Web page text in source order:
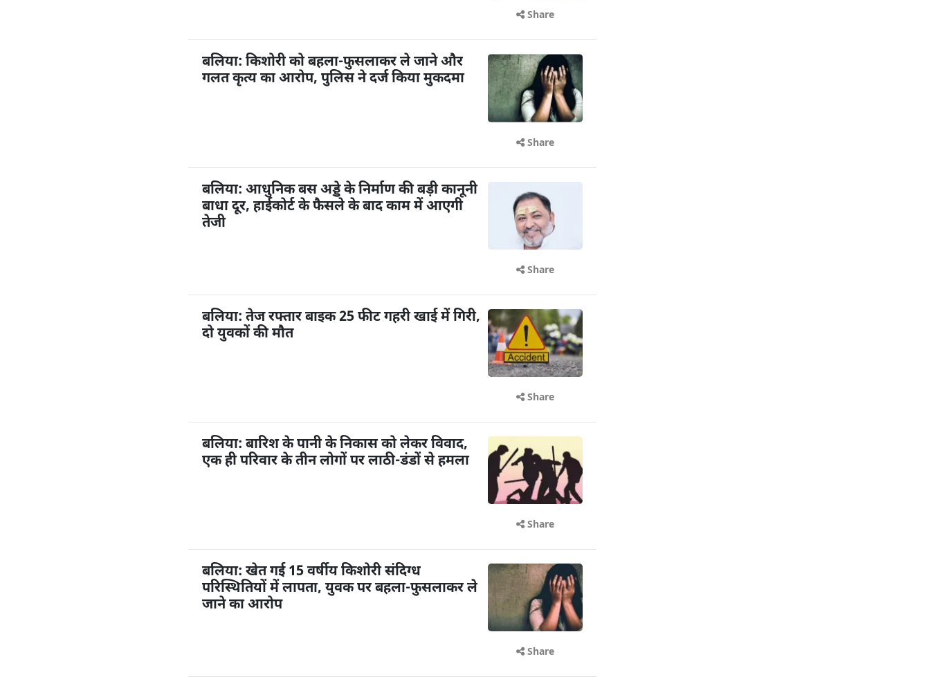
Share
बलिया: किशोरी को बहला-फुसलाकर ले जाने और
गलत कृत्य का आरोप, पुलिस ने दर्ज किया मुकदमा
Share
बलिया: आधुनिक बस अड्डे के निर्माण की बड़ी कानूनी
बाधा दूर, हाईकोर्ट के फैसले के बाद काम में आएगी
तेजी
Share
बलिया: तेज रफ्तार बाइक 25 फीट गहरी खाई में गिरी,
दो युवकों की मौत
Share
बलिया: बारिश के पानी के निकास को लेकर विवाद,
एक ही परिवार के तीन लोगों पर लाठी-डंडों से हमला
Share
बलिया: खेत गई 15 वर्षीय किशोरी संदिग्ध
परिस्थितियों में लापता, युवक पर बहला-फुसलाकर ले
जाने का आरोप
Share